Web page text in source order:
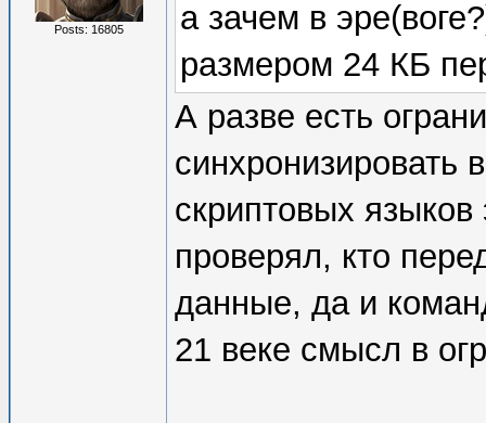
Posts: 16805
а зачем в
размером 24 КБ
А разве есть
синхронизировать
скриптовых языков
проверял, кто
данные, да и
21 веке смысл в